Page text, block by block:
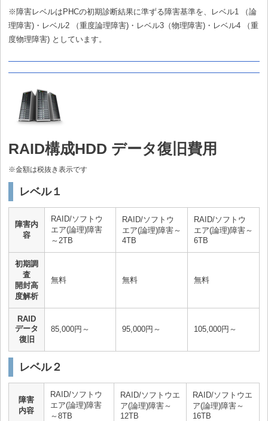
※障害レベルはPHCの初期診断結果に準ずる障害基準を、レベル1 （論
理障害)・レベル2 （重度論理障害)・レベル3（物理障害)・レベル4 （重
度物理障害) としています。
RAID構成HDD データ復旧費用
※金額は税抜き表示です
レベル１
障害内
容
RAID/ソフトウ
エア(論理)障害
～2TB
RAID/ソフトウ
エア(論理)障害～
4TB
RAID/ソフトウ
エア(論理)障害～
6TB
初期調
査
開封高
度解析
無料 無料 無料
RAID
データ
復旧
85,000円～ 95,000円～ 105,000円～
レベル２
障害
内容
RAID/ソフトウ
エア(論理)障害
～8TB
RAID/ソフトウエ
ア(論理)障害～
12TB
RAID/ソフトウエ
ア(論理)障害～
16TB